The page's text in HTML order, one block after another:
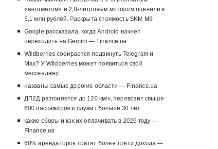
«автоматом» и 2,0-литровым мотором оценили в
5,1 млн рублей. Раскрыта стоимость SKM M9
Google рассказала, когда Android начнет
переходить на Gemini — Finance.ua
Wildberries собирается подвинуть Telegram и
Max? У Wildberries может появиться свой
мессенджер
названы самые дорогие области — Finance.ua
ДП2Д разгоняется до 120 км/ч, перевозит свыше
600 пассажиров и служит больше 30 лет
какие сборы и как их оплачивать в 2026 году —
Finance.ua
60% арендаторов тратят более трети дохода —